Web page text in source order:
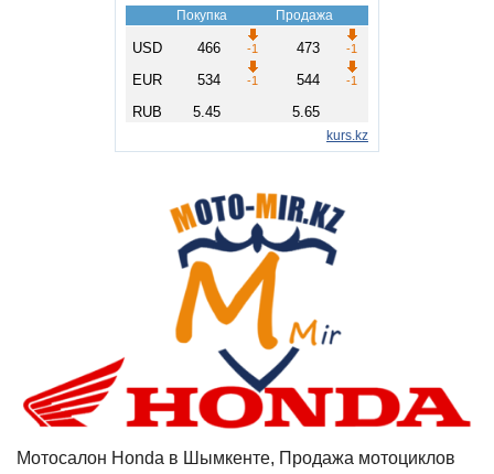
Мотосалон Honda в Шымкенте, Продажа мотоциклов